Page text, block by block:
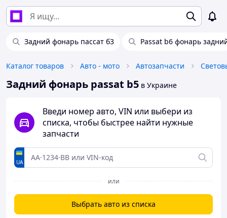
Задний фонарь пассат б3 Passat b6 фонарь
Каталог товаров Авто - мото Автозапчасти
Задний фонарь passat b5 в Украине
Введи номер авто, VIN или выбери из
списка, чтобы быстрее найти нужные
запчасти
UA
или
Выбрать авто из списка